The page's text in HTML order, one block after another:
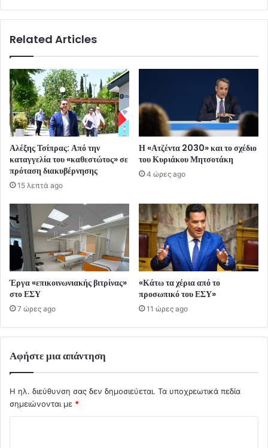
Related Articles
Αλέξης Τσίπρας: Από την
καταγγελία του «καθεστώτος» σε
πρόταση διακυβέρνησης
15 λεπτά ago
Η «Ατζέντα 2030» και το σχέδιο
του Κυριάκου Μητσοτάκη
4 ώρες ago
Έργα «επικοινωνιακής βιτρίνας»
στο ΕΣΥ
7 ώρες ago
«Κάτω τα χέρια από το
προσωπικό του ΕΣΥ»
11 ώρες ago
Αφήστε μια απάντηση
Η ηλ. διεύθυνση σας δεν δημοσιεύεται. Τα υποχρεωτικά πεδία
σημειώνονται με *